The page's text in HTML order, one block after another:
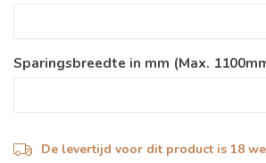
Sparingsbreedte in mm (Max.
De levertijd voor dit product is 18